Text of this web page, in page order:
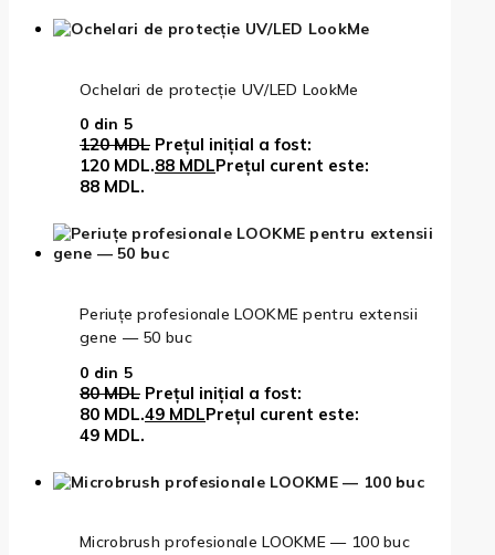
Ochelari de protecție UV/LED LookMe
0 din 5
120MDL Prețul inițial a fost:
120 MDL.88 MDLPrețul curent este:
88 MDL.
Periuțe profesionale LOOKME pentru extensii
gene — 50 buc
0 din 5
80MDL Prețul inițial a fost:
80 MDL.49 MDLPrețul curent este:
49 MDL.
Microbrush profesionale LOOKME — 100 buc